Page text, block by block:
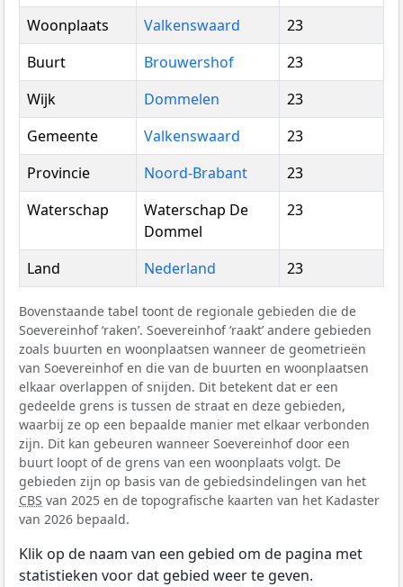
Woonplaats
Valkenswaard
23
Buurt
Brouwershof
23
Wijk
Dommelen
23
Gemeente
Valkenswaard
23
Provincie
Noord-Brabant
23
Waterschap
Waterschap De
Dommel
23
Land Nederland 23
Bovenstaande tabel toont de regionale gebieden die de
Soevereinhof ‘raken’. Soevereinhof ‘raakt’ andere gebieden
zoals buurten en woonplaatsen wanneer de geometrieën
van Soevereinhof en die van de buurten en woonplaatsen
elkaar overlappen of snijden. Dit betekent dat er een
gedeelde grens is tussen de straat en deze gebieden,
waarbij ze op een bepaalde manier met elkaar verbonden
zijn. Dit kan gebeuren wanneer Soevereinhof door een
buurt loopt of de grens van een woonplaats volgt. De
gebieden zijn op basis van de gebiedsindelingen van het
CBS van 2025 en de topografische kaarten van het Kadaster
van 2026 bepaald.
Klik op de naam van een gebied om de pagina met
statistieken voor dat gebied weer te geven.